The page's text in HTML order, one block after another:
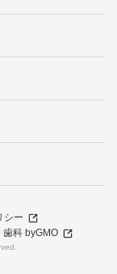
シー
歯科 byGMO